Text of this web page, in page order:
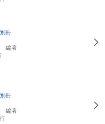
冊
編著
冊
編著